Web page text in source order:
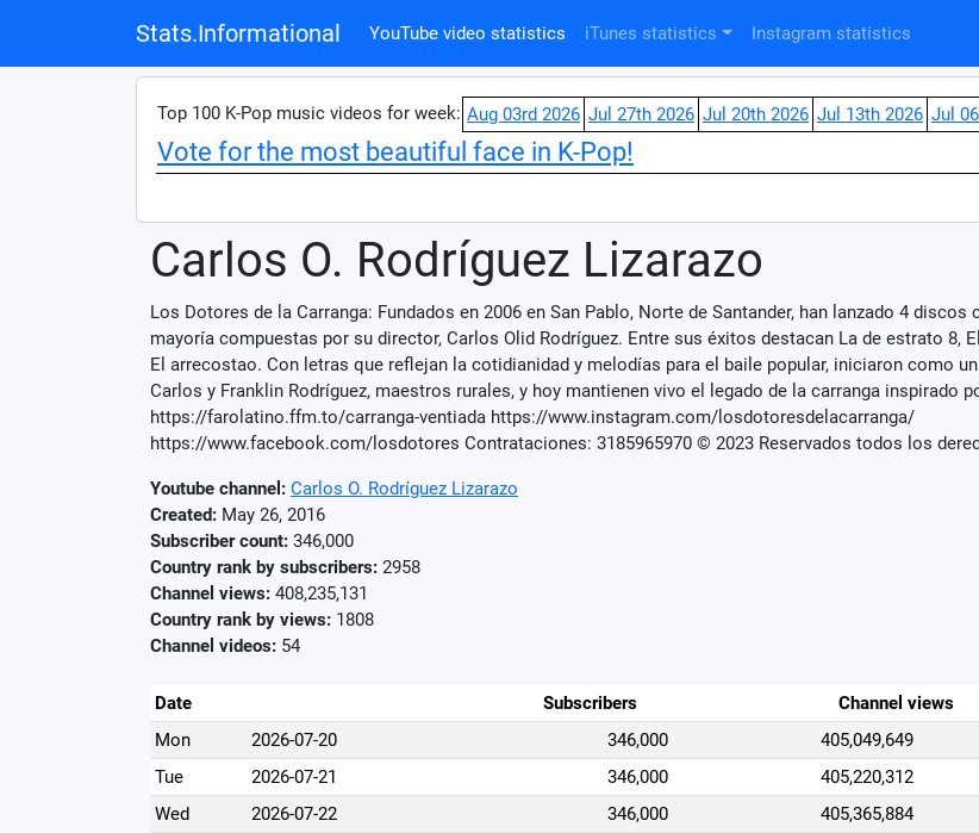
Stats.Informational YouTube video statistics iTunes statistics Instagram statistics
Top 100 K-Pop music videos for week: Aug 03rd 2026 Jul 27th 2026 Jul 20th 2026 Jul 13th 2026 Jul
Vote for the most beautiful face in K-Pop!
Carlos O. Rodríguez Lizarazo
Los Dotores de la Carranga: Fundados en 2006 en San Pablo, Norte de Santander, han lanzado 4 discos
mayoría compuestas por su director, Carlos Olid Rodríguez. Entre sus éxitos destacan La de estrato 8,
El arrecostao. Con letras que reflejan la cotidianidad y melodías para el baile popular, iniciaron como
Carlos y Franklin Rodríguez, maestros rurales, y hoy mantienen vivo el legado de la carranga inspirado
https://farolatino.ffm.to/carranga-ventiada https://www.instagram.com/losdotoresdelacarranga/
https://www.facebook.com/losdotores Contrataciones: 3185965970 © 2023 Reservados todos los
Youtube channel: Carlos O. Rodríguez Lizarazo
Created: May 26, 2016
Subscriber count: 346,000
Country rank by subscribers: 2958
Channel views: 408,235,131
Country rank by views: 1808
Channel videos: 54
Date Subscribers Channel views
Mon
2026-07-20 346,000 405,049,649
Tue
2026-07-21 346,000 405,220,312
Wed
2026-07-22 346,000 405,365,884